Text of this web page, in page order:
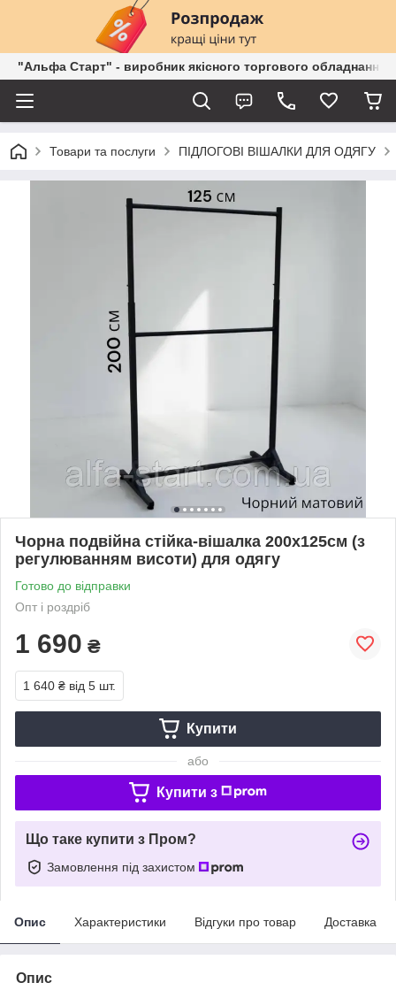
"Альфа Старт" - виробник якісного торгового обладнання
Товари та послуги ПІДЛОГОВІ ВІШАЛКИ ДЛЯ ОДЯГУ
Чорна подвійна стійка-вішалка 200х125см (з
регулюванням висоти) для одягу
Готово до відправки
Опт і роздріб
1 690 ₴
1 640 ₴ від 5 шт.
Купити
або
Купити з
Що таке купити з Пром?
Замовлення під захистом
Опис Характеристики Відгуки про товар Доставка
Опис